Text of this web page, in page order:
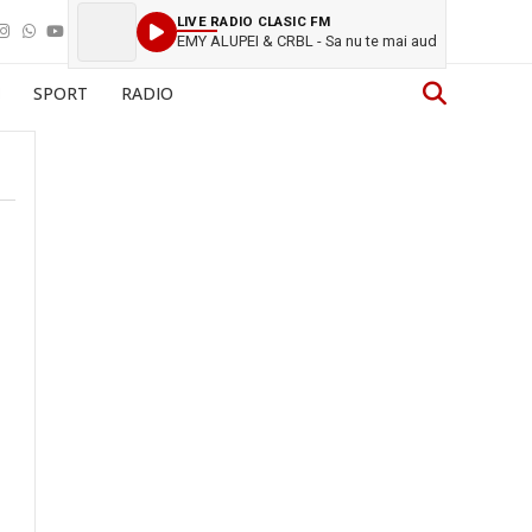
LIVE RADIO CLASIC FM
EMY ALUPEI & CRBL - Sa nu te mai aud
SPORT RADIO